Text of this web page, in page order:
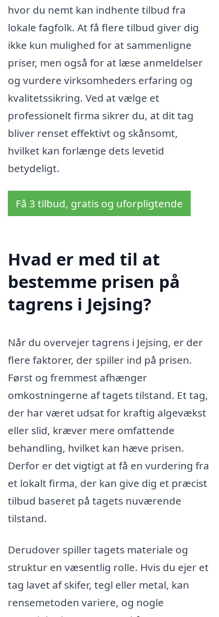
hvor du nemt kan indhente tilbud fra
lokale fagfolk. At få flere tilbud giver dig
ikke kun mulighed for at sammenligne
priser, men også for at læse anmeldelser
og vurdere virksomheders erfaring og
kvalitetssikring. Ved at vælge et
professionelt firma sikrer du, at dit tag
bliver renset effektivt og skånsomt,
hvilket kan forlænge dets levetid
betydeligt.
Få 3 tilbud, gratis og uforpligtende
Hvad er med til at
bestemme prisen på
tagrens i Jejsing?
Når du overvejer tagrens i Jejsing, er der
flere faktorer, der spiller ind på prisen.
Først og fremmest afhænger
omkostningerne af tagets tilstand. Et tag,
der har været udsat for kraftig algevækst
eller slid, kræver mere omfattende
behandling, hvilket kan hæve prisen.
Derfor er det vigtigt at få en vurdering fra
et lokalt firma, der kan give dig et præcist
tilbud baseret på tagets nuværende
tilstand.
Derudover spiller tagets materiale og
struktur en væsentlig rolle. Hvis du ejer et
tag lavet af skifer, tegl eller metal, kan
rensemetoden variere, og nogle